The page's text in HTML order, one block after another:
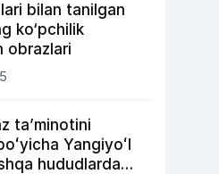
bilan tanilgan
ko‘pchilik
obrazlari
taʼminotini
Yangiyoʻl
hududlarda